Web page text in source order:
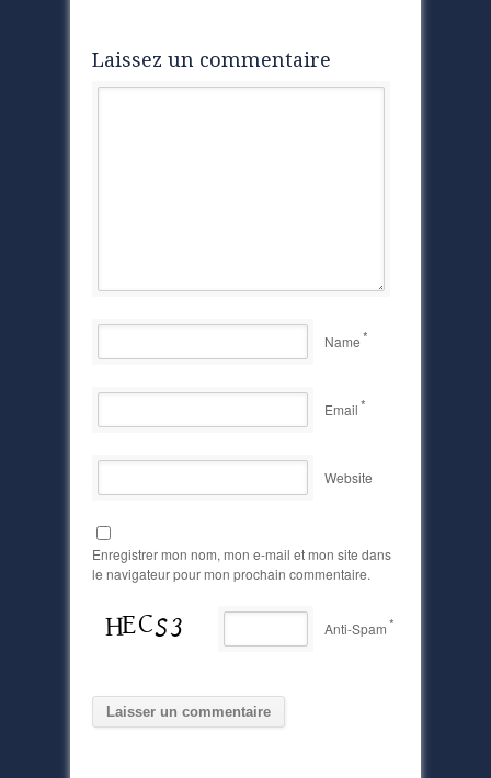
Laissez un commentaire
Name*
Email*
Website
Enregistrer mon nom, mon e-mail et mon site dans
le navigateur pour mon prochain commentaire.
Anti-Spam*